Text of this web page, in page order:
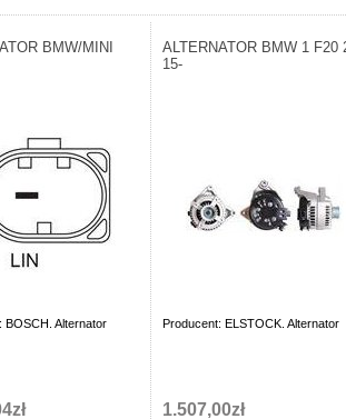
BMW/MINI
BOSCH. Alternator
ALTERNATOR BMW 1 F20
15-
Producent: ELSTOCK. Alternator
1.507,00zł